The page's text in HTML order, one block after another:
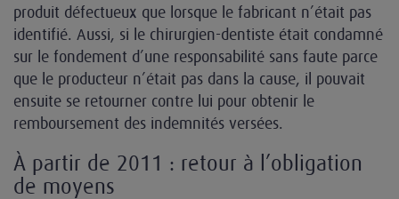
produit défectueux que lorsque le fabricant n’était pas
identifié. Aussi, si le chirurgien-dentiste était condamné
sur le fondement d’une responsabilité sans faute parce
que le producteur n’était pas dans la cause, il pouvait
ensuite se retourner contre lui pour obtenir le
remboursement des indemnités versées.
À partir de 2011 : retour à l’obligation
de moyens